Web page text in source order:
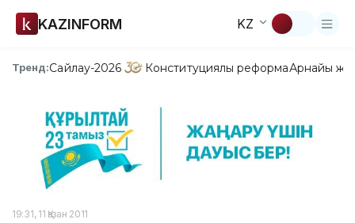
KAZINFORM KZ
Тренд:Сайлау-2026 Конституциялық реформаАрнайы
19:31, 11 Қазан 2011